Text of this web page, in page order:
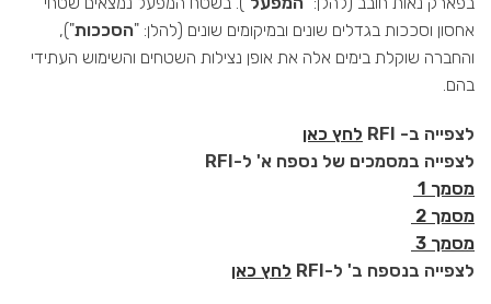
אחסון וסככות בגדלים שונים ובמיקומים שונים (להלן: "הסככות"),
והחברה שוקלת בימים אלה את אופן נצילות השטחים והשימוש העתידי
בהם.
לצפייה ב- RFI
לחץ כאן
לצפייה במסמכים של נספח א' ל-RFI
מסמך 1
מסמך 2
מסמך 3
לצפייה בנספח ב' ל-RFI
לחץ כאן